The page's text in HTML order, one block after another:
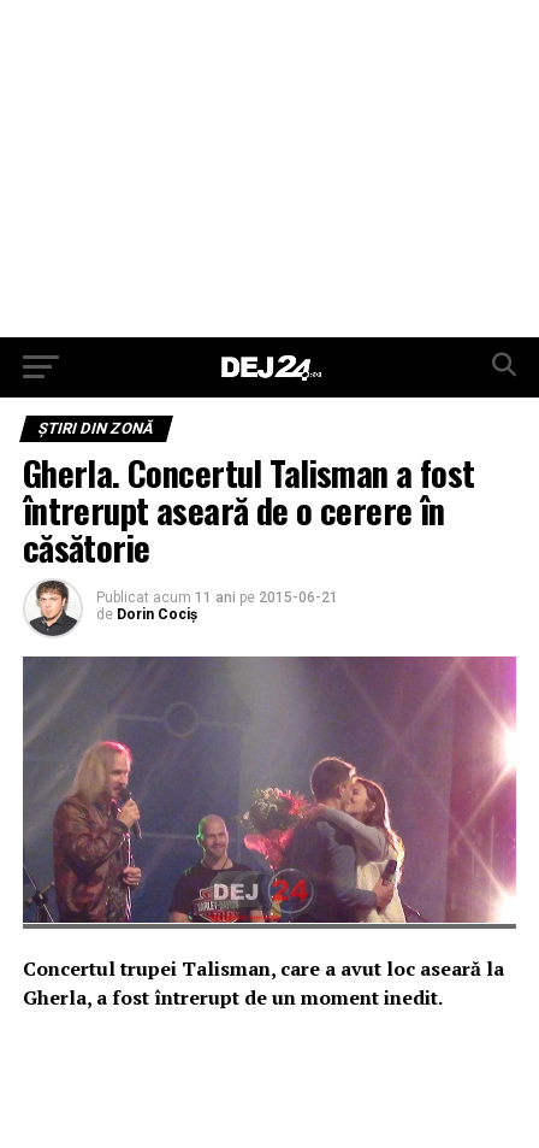
ŞTIRI DIN ZONĂ
Gherla. Concertul Talisman a fost
întrerupt aseară de o cerere în
căsătorie
Publicat acum 11 ani pe 2015-06-21
de Dorin Cociș
Concertul trupei Talisman, care a avut loc aseară la
Gherla, a fost întrerupt de un moment inedit.